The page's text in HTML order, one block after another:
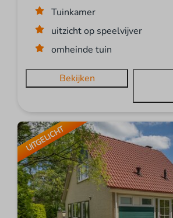
Tuinkamer
uitzicht op speelvijver
omheinde tuin
Bekijken
UITGELICHT